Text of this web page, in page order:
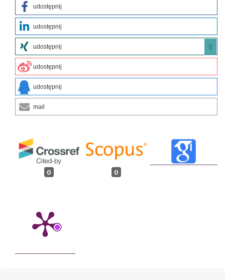
udostępnij
udostępnij
udostępnij 0
udostępnij
udostępnij
mail
0 0